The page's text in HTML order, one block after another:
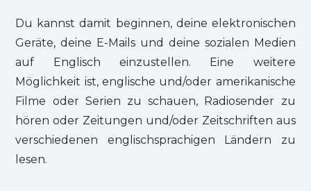
Du kannst damit beginnen, deine elektronischen
Geräte, deine E-Mails und deine sozialen Medien
auf Englisch einzustellen. Eine weitere
Möglichkeit ist, englische und/oder amerikanische
Filme oder Serien zu schauen, Radiosender zu
hören oder Zeitungen und/oder Zeitschriften aus
verschiedenen englischsprachigen Ländern zu
lesen.